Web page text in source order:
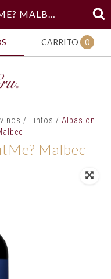
ALPASION WHATABOUTME? MALBEC
CARRITO 0
/ Tintos / Alpasion
Malbec